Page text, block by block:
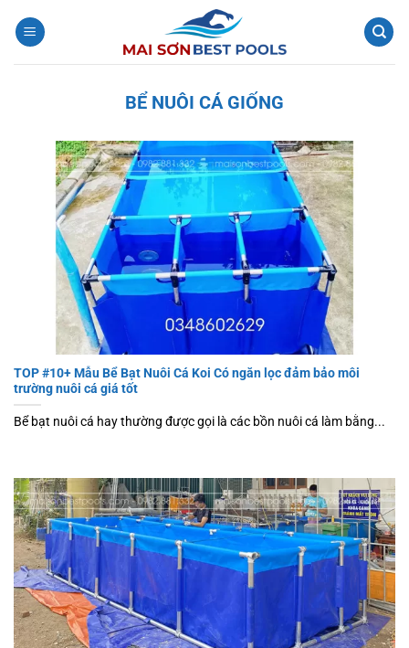
qua
BỂ NUÔI CÁ GIỐNG
TOP #10+ Mẫu Bể Bạt Nuôi Cá Koi Có ngăn lọc đảm bảo môi
trường nuôi cá giá tốt
Bể bạt nuôi cá hay thường được gọi là các bồn nuôi cá làm bằng...